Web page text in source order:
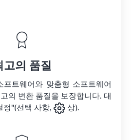
고의 품질
트웨어와 맞춤형 소프트웨어
의 변환 품질을 보장합니다. 대
정"(선택 사항,
상).